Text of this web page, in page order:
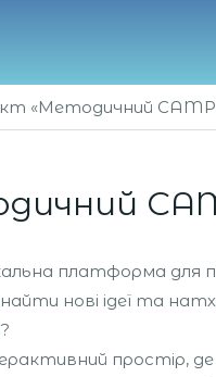
«Методичний
платформа для
нові ідеї та
простір, де